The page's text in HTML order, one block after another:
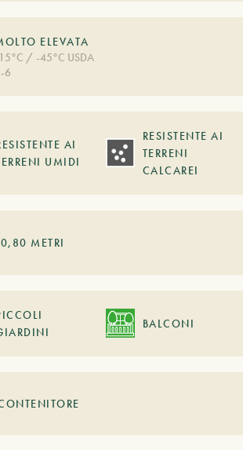
ELEVATA
/ -45°C USDA
6
AI
UMIDI
RESISTENTE AI
TERRENI
CALCAREI
0,80 METRI
BALCONI